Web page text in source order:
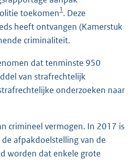
toekomen1. Deze
heeft ontvangen (Kamerstuk
criminaliteit.
dat tenminste 950
van strafrechtelijk
onderzoeken naar
crimineel vermogen. In 2017 is
afpakdoelstelling van de
worden dat enkele grote